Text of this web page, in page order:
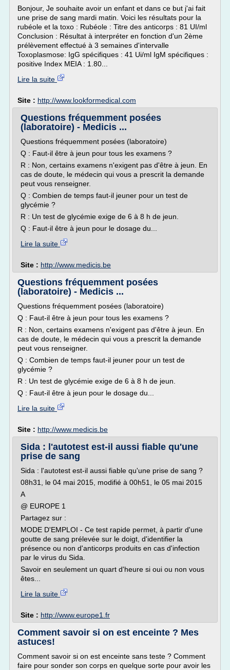
Bonjour, Je souhaite avoir un enfant et dans ce but j'ai fait
une prise de sang mardi matin. Voici les résultats pour la
rubéole et la toxo : Rubéole : Titre des anticorps : 81 UI/ml
Conclusion : Résultat à interpréter en fonction d'un 2ème
prélèvement effectué à 3 semaines d'intervalle
Toxoplasmose: IgG spécifiques : 41 Ui/ml IgM spécifiques :
positive Index MEIA : 1.80...
Lire la suite
Site : http://www.lookformedical.com
Questions fréquemment posées
(laboratoire) - Medicis ...
Questions fréquemment posées (laboratoire)
Q : Faut-il être à jeun pour tous les examens ?
R : Non, certains examens n'exigent pas d'être à jeun. En
cas de doute, le médecin qui vous a prescrit la demande
peut vous renseigner.
Q : Combien de temps faut-il jeuner pour un test de
glycémie ?
R : Un test de glycémie exige de 6 à 8 h de jeun.
Q : Faut-il être à jeun pour le dosage du...
Lire la suite
Site : http://www.medicis.be
Questions fréquemment posées
(laboratoire) - Medicis ...
Questions fréquemment posées (laboratoire)
Q : Faut-il être à jeun pour tous les examens ?
R : Non, certains examens n'exigent pas d'être à jeun. En
cas de doute, le médecin qui vous a prescrit la demande
peut vous renseigner.
Q : Combien de temps faut-il jeuner pour un test de
glycémie ?
R : Un test de glycémie exige de 6 à 8 h de jeun.
Q : Faut-il être à jeun pour le dosage du...
Lire la suite
Site : http://www.medicis.be
Sida : l'autotest est-il aussi fiable qu'une
prise de sang
Sida : l'autotest est-il aussi fiable qu'une prise de sang ?
08h31, le 04 mai 2015, modifié à 00h51, le 05 mai 2015
A
@ EUROPE 1
Partagez sur :
MODE D'EMPLOI - Ce test rapide permet, à partir d'une
goutte de sang prélevée sur le doigt, d'identifier la
présence ou non d'anticorps produits en cas d'infection
par le virus du Sida.
Savoir en seulement un quart d'heure si oui ou non vous
êtes...
Lire la suite
Site : http://www.europe1.fr
Comment savoir si on est enceinte ? Mes
astuces!
Comment savoir si on est enceinte sans teste ? Comment
faire pour sonder son corps en quelque sorte pour avoir les